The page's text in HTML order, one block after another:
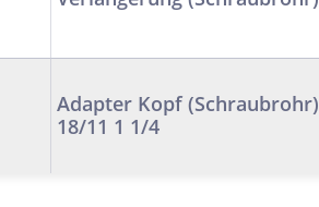
Adapter Kopf (Schraubrohr)
18/11 1 1/4